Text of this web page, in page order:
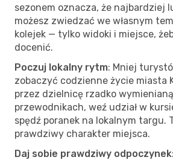
sezonem oznacza, że najbardziej
możesz zwiedzać we własnym
kolejek — tylko widoki i miejsce,
docenić.
Poczuj lokalny rytm: Mniej
zobaczyć codzienne życie miasta
przez dzielnicę rzadko
przewodnikach, weź udział w
spędź poranek na lokalnym targu.
prawdziwy charakter miejsca.
Daj sobie prawdziwy odpoczynek